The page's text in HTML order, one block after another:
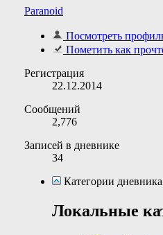
Paranoid
Посмотреть
Пометить как
Регистрация
22.12.2014
Сообщений
2,776
Записей в дневнике
34
Категории дневника
Локальные